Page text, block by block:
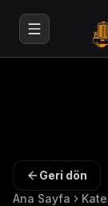
Geri dön
Ana Sayfa